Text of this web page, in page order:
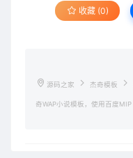
收藏 (0)
源码之家 杰奇模板
奇WAP小说模板，使用百度MIP